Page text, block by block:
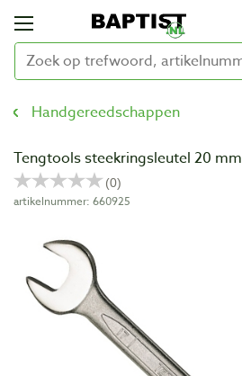
Handgereedschappen
Tengtools steekringsleutel 20 mm
artikelnummer: 660925